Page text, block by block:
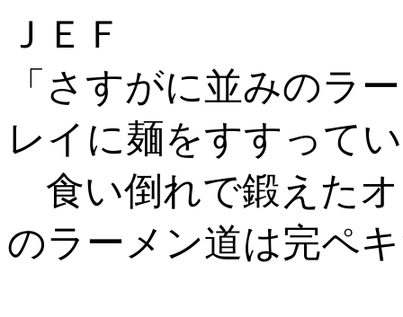
ＪＥＦ
「さすがに並みのラ
レイに麺をすすって
食い倒れで鍛えた
のラーメン道は完ペ